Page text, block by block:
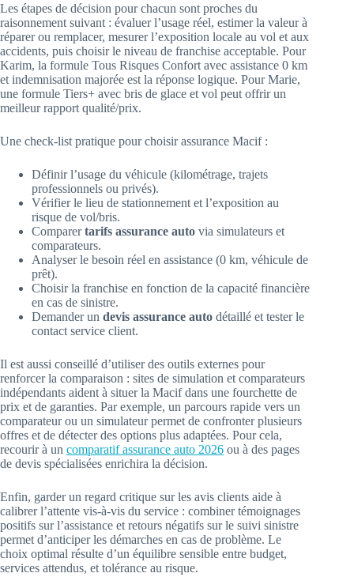
Les étapes de décision pour chacun sont proches du
raisonnement suivant : évaluer l’usage réel, estimer la valeur à
réparer ou remplacer, mesurer l’exposition locale au vol et aux
accidents, puis choisir le niveau de franchise acceptable. Pour
Karim, la formule Tous Risques Confort avec assistance 0 km
et indemnisation majorée est la réponse logique. Pour Marie,
une formule Tiers+ avec bris de glace et vol peut offrir un
meilleur rapport qualité/prix.
Une check-list pratique pour choisir assurance Macif :
Définir l’usage du véhicule (kilométrage, trajets
professionnels ou privés).
Vérifier le lieu de stationnement et l’exposition au
risque de vol/bris.
Comparertarifs assurance auto via simulateurs et
comparateurs.
Analyser le besoin réel en assistance (0 km, véhicule de
prêt).
Choisir la franchise en fonction de la capacité financière
en cas de sinistre.
Demander un devis assurance auto détaillé et tester le
contact service client.
Il est aussi conseillé d’utiliser des outils externes pour
renforcer la comparaison : sites de simulation et comparateurs
indépendants aident à situer la Macif dans une fourchette de
prix et de garanties. Par exemple, un parcours rapide vers un
comparateur ou un simulateur permet de confronter plusieurs
offres et de détecter des options plus adaptées. Pour cela,
recourir à un comparatif assurance auto 2026 ou à des pages
de devis spécialisées enrichira la décision.
Enfin, garder un regard critique sur les avis clients aide à
calibrer l’attente vis-à-vis du service : combiner témoignages
positifs sur l’assistance et retours négatifs sur le suivi sinistre
permet d’anticiper les démarches en cas de problème. Le
choix optimal résulte d’un équilibre sensible entre budget,
services attendus, et tolérance au risque.